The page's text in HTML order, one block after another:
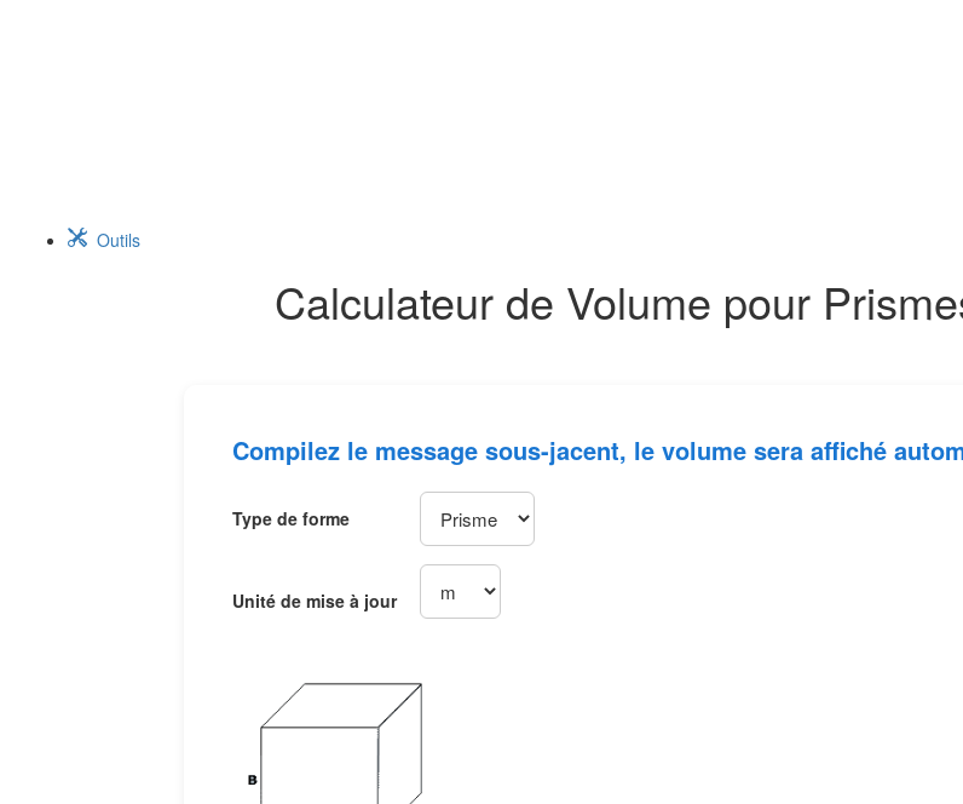
Outils
Calculateur de Volume pour
Compilez le message sous-jacent, le volume sera affiché
Type de forme
Unité de mise à jour